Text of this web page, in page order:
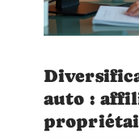
auto :